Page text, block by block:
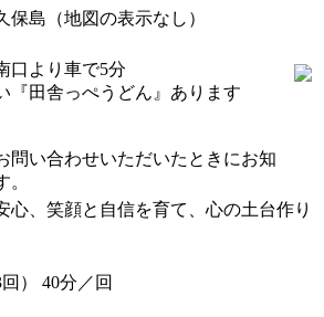
保島（地図の表示なし）
口より車で5分
『田舎っぺうどん』あります
問い合わせいただいたときにお知
。
心、笑顔と自信を育て、心の土台作り
） 40分／回